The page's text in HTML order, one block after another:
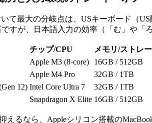
て最大の分岐点は、USキーボード（
すが、日本語入力の効率（「む」や「
チップ/CPU メモリ/ストレ
Apple M3 (8-core) 16GB / 512GB
Apple M4 Pro 32GB / 1TB
12) Intel Core Ultra 7 32GB / 1TB
Snapdragon X Elite 16GB / 512GB
えるなら、Appleシリコン搭載の